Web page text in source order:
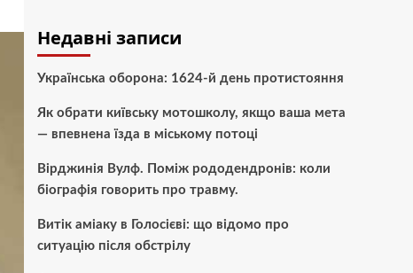
Недавні записи
Українська оборона: 1624-й день протистояння
Як обрати київську мотошколу, якщо ваша мета
— впевнена їзда в міському потоці
Вірджинія Вулф. Поміж рододендронів: коли
біографія говорить про травму.
Витік аміаку в Голосієві: що відомо про
ситуацію після обстрілу